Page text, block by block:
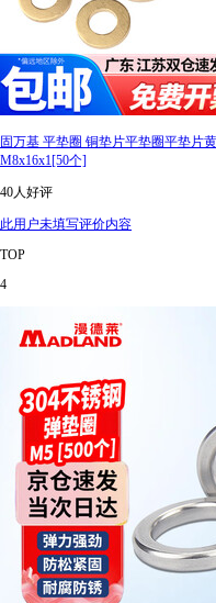
固万基 平垫圈 铜垫片平垫圈平垫片
M8x16x1[50个]
40人好评
此用户未填写评价内容
TOP
4